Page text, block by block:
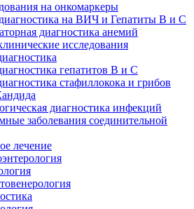
на онкомаркеры
на ВИЧ и Гепатиты B и C
диагностика анемий
исследования
гепатитов B и C
стафиллокока и грибов
диагностика инфекций
заболевания соединительной
лечение